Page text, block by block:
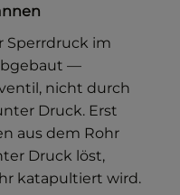
Sperrdruck im
—
nicht durch
Druck. Erst
aus dem Rohr
Druck löst,
katapultiert wird.